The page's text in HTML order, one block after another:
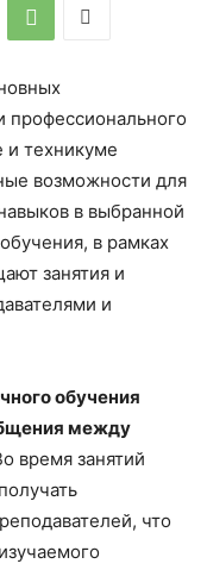
и техникуме
возможности для
в выбранной
в рамках
занятия и
и
обучения
между
время занятий
что